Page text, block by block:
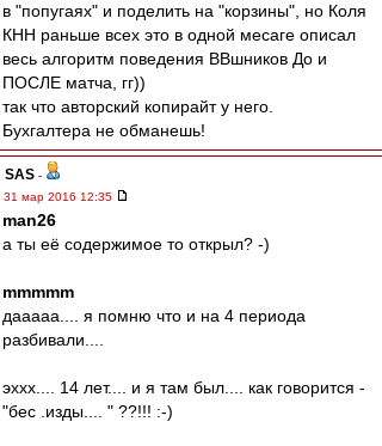
в "попугаях" и поделить на "корзины", но Коля
КНН раньше всех это в одной месаге описал
весь алгоритм поведения ВВшников До и
ПОСЛЕ матча, гг))
так что авторский копирайт у него.
Бухгалтера не обманешь!
SAS -
31 мар 2016 12:35
man26
а ты её содержимое то открыл? -)
mmmmm
дааааа.... я помню что и на 4 периода
разбивали....
эххх.... 14 лет.... и я там был.... как говорится -
"бес .изды.... " ??!!! :-)